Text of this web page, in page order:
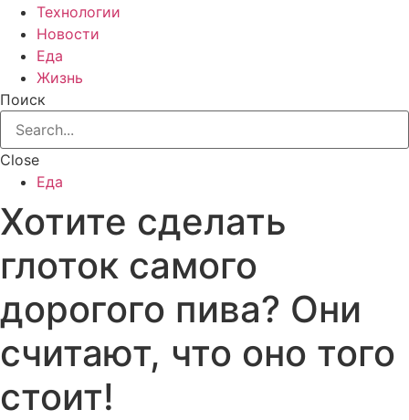
Технологии
Новости
Еда
Жизнь
Поиск
Close
Еда
Хотите сделать
глоток самого
дорогого пива? Они
считают, что оно того
стоит!